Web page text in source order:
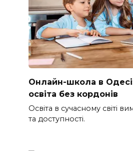
Онлайн-школа в
освіта без кордонів
Освіта в сучасному світі
та доступності.